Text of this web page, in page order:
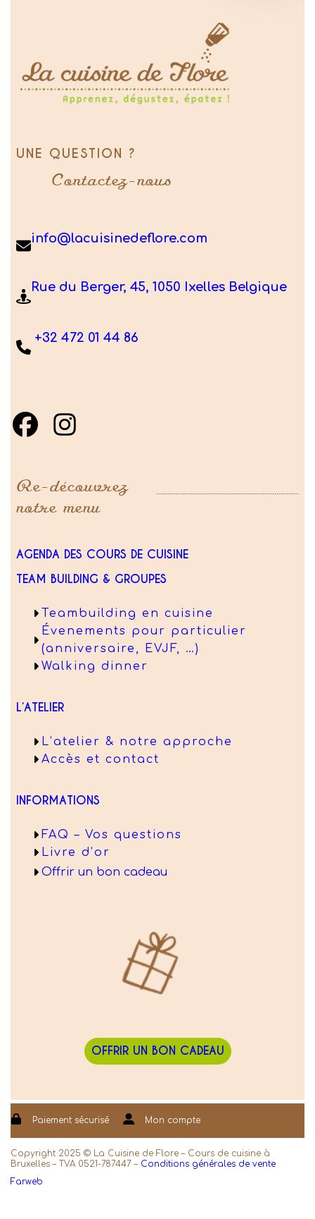
UNE QUESTION ?
Contactez-nous
info@lacuisinedeflore.com
Rue du Berger, 45, 1050 Ixelles Belgique
+32 472 01 44 86
Re-découvrez
notre menu
AGENDA DES COURS DE CUISINE
TEAM BUILDING & GROUPES
Teambuilding en cuisine
Évenements pour particulier
(anniversaire, EVJF, …)
Walking dinner
L’ATELIER
L’atelier & notre approche
Accès et contact
INFORMATIONS
FAQ – Vos questions
Livre d’or
Offrir un bon cadeau
OFFRIR UN BON CADEAU
Paiement sécurisé Mon compte
Copyright 2025 © La Cuisine de Flore – Cours de cuisine à
Bruxelles – TVA 0521-787447 – Conditions générales de vente
Farweb